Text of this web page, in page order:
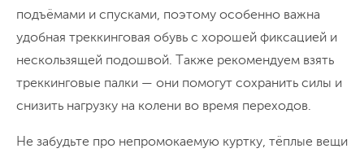
День 9
подъёмами и спусками, поэтому особенно важна
удобная треккинговая обувь с хорошей фиксацией и
нескользящей подошвой. Также рекомендуем взять
треккинговые палки — они помогут сохранить силы и
снизить нагрузку на колени во время переходов.
Не забудьте про непромокаемую куртку, тёплые вещи